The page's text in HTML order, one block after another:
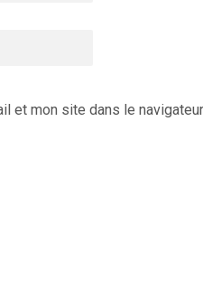
et mon site dans le